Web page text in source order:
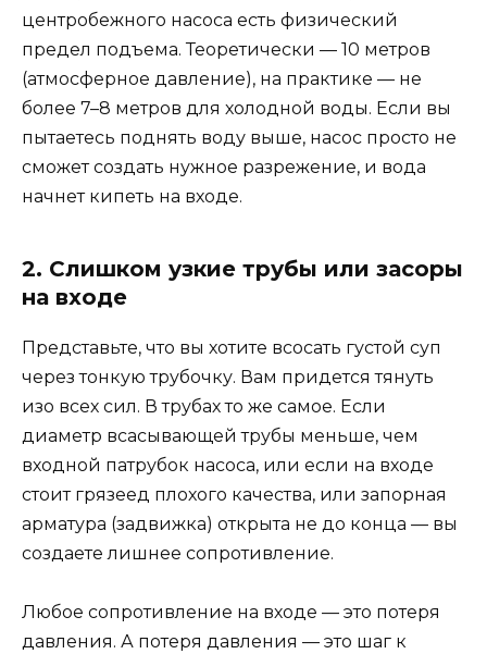
центробежного насоса есть физический
предел подъема. Теоретически — 10 метров
(атмосферное давление), на практике — не
более 7–8 метров для холодной воды. Если вы
пытаетесь поднять воду выше, насос просто не
сможет создать нужное разрежение, и вода
начнет кипеть на входе.
2. Слишком узкие трубы или засоры
на входе
Представьте, что вы хотите всосать густой суп
через тонкую трубочку. Вам придется тянуть
изо всех сил. В трубах то же самое. Если
диаметр всасывающей трубы меньше, чем
входной патрубок насоса, или если на входе
стоит грязеед плохого качества, или запорная
арматура (задвижка) открыта не до конца — вы
создаете лишнее сопротивление.
Любое сопротивление на входе — это потеря
давления. А потеря давления — это шаг к